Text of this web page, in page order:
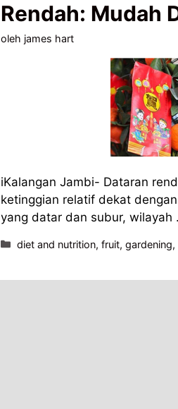
Rendah: Mudah
oleh james hart
iKalangan Jambi- Dataran
ketinggian relatif dekat
yang datar dan subur, wilayah
Kategori
diet and nutrition, fruit, gardening,